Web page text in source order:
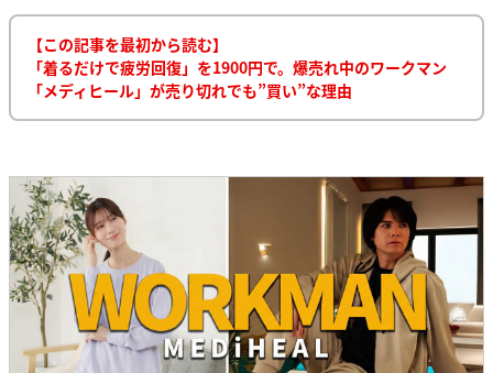
【この記事を最初から読む】
「着るだけで疲労回復」を1900円で。爆売れ中のワークマン
「メディヒール」が売り切れでも”買い”な理由